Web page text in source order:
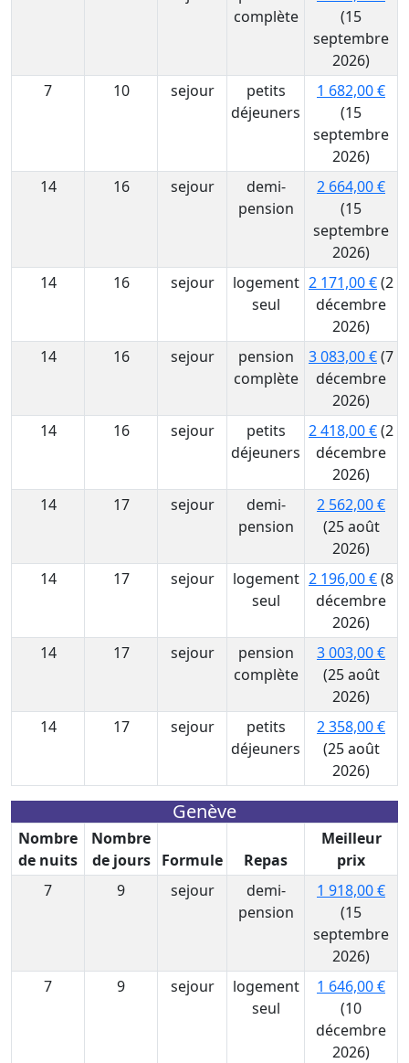
complète
(15
septembre
2026)
7
10 sejour
petits
déjeuners
1 682,00 €
(15
septembre
2026)
14
16 sejour
demi-
pension
2 664,00 €
(15
septembre
2026)
14
16 sejour
logement
seul
2 171,00 €(2
décembre
2026)
14
16 sejour
pension
complète
3 083,00 €(7
décembre
2026)
14
16 sejour
petits
déjeuners
2 418,00 €(2
décembre
2026)
14
17 sejour
demi-
pension
2 562,00 €
(25 août
2026)
14
17 sejour
logement
seul
2 196,00 €(8
décembre
2026)
14
17 sejour
pension
complète
3 003,00 €
(25 août
2026)
14
17 sejour
petits
déjeuners
2 358,00 €
(25 août
2026)
Genève
Nombre
de nuits
Nombre
de jours
Formule Repas
Meilleur
prix
7
9 sejour
demi-
pension
1 918,00 €
(15
septembre
2026)
7
9 sejour
logement
seul
1 646,00 €
(10
décembre
2026)